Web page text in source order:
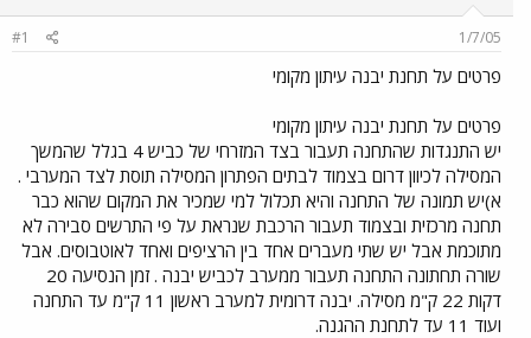
ך
1/7/05
#1
פרטים על תחנת יבנה עיתון מקומי
פרטים על תחנת יבנה עיתון מקומי
יש התנגדות שהתחנה תעבור בצד המזרחי של כביש 4 בגלל שהמשך
המסילה לכיוון דרום בצמוד לבתים הפתרון המסילה תוסת לצד המערבי .
א)יש תמונה של התחנה והיא תכלול למי שמכיר את המקום שהוא כבר
תחנה מרכזית ובצמוד תעבור הרכבת שנראת על פי התרשים סבירה לא
מתוכמת אבל יש שתי מעברים אחד בין הרציפים ואחד לאוטבוסים. אבל
שורה תחתונה התחנה תעבור ממערב לכביש יבנה . זמן הנסיעה 20
דקות 22 ק"מ מסילה. יבנה דרומית למערב ראשון 11 ק"מ עד התחנה
ועוד 11 עד לתחנת ההגנה.